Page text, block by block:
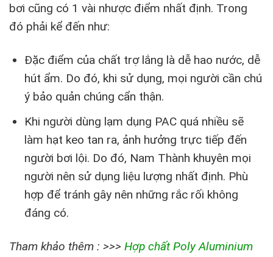
bơi cũng có 1 vài nhược điểm nhất định. Trong
đó phải kể đến như:
Đặc điểm của chất trợ lắng là dễ hao nước, dễ
hút ẩm. Do đó, khi sử dụng, mọi người cần chú
ý bảo quản chúng cẩn thận.
Khi người dùng lạm dụng PAC quá nhiều sẽ
làm hạt keo tan ra, ảnh hưởng trực tiếp đến
người bơi lội. Do đó, Nam Thành khuyên mọi
người nên sử dụng liệu lượng nhất định. Phù
hợp để tránh gây nên những rắc rối không
đáng có.
Tham khảo thêm : >>> Hợp chất Poly Aluminium